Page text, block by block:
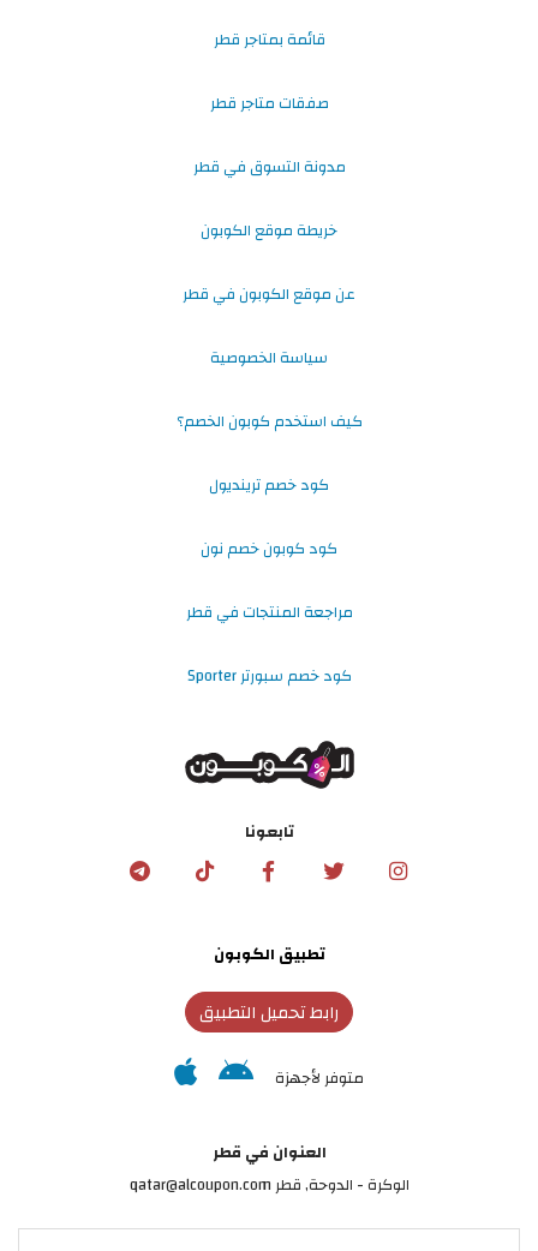
قائمة بمتاجر قطر
صفقات متاجر قطر
مدونة التسوق في قطر
خريطة موقع الكوبون
عن موقع الكوبون في قطر
سياسة الخصوصية
كيف استخدم كوبون الخصم؟
كود خصم ترينديول
كود كوبون خصم نون
مراجعة المنتجات في قطر
كود خصم سبورتر Sporter
تابعونا
تطبيق الكوبون
رابط تحميل التطبيق
متوفر لأجهزة
العنوان في قطر
الوكرة - الدوحة, قطر qatar@alcoupon.com